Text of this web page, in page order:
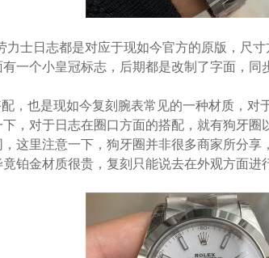
力士日志都是对应于现如今官方的原版，尺
一个小皇冠标志，后期都是改制了字面，
，也是现如今复刻腕表常见的一种材质，对
，对于日志在圈口方面的搭配，就有狗牙
这里注意一下，狗牙圈并非很多商家所分
铂金材质很贵，复刻只能说去在外观方面进